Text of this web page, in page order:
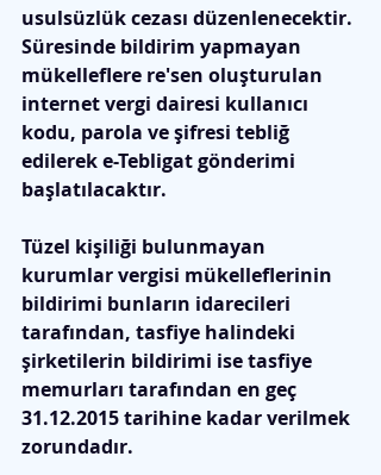
usulsüzlük cezası düzenlenecektir.
Süresinde bildirim yapmayan
mükelleflere re'sen oluşturulan
internet vergi dairesi kullanıcı
kodu, parola ve şifresi tebliğ
edilerek e-Tebligat gönderimi
başlatılacaktır.
Tüzel kişiliği bulunmayan
kurumlar vergisi mükelleflerinin
bildirimi bunların idarecileri
tarafından, tasfiye halindeki
şirketilerin bildirimi ise tasfiye
memurları tarafından en geç
31.12.2015 tarihine kadar verilmek
zorundadır.